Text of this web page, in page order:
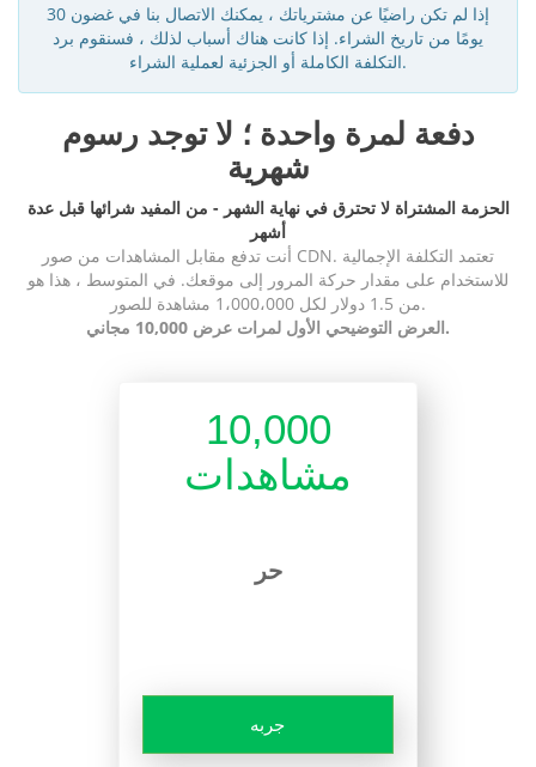
إذا لم تكن راضيًا عن مشترياتك ، يمكنك الاتصال بنا في غضون 30
يومًا من تاريخ الشراء. إذا كانت هناك أسباب لذلك ، فسنقوم برد
التكلفة الكاملة أو الجزئية لعملية الشراء.
دفعة لمرة واحدة ؛ لا توجد رسوم
شهرية
الحزمة المشتراة لا تحترق في نهاية الشهر - من المفيد شرائها قبل عدة
أشهر
أنت تدفع مقابل المشاهدات من صور CDN. تعتمد التكلفة الإجمالية
للاستخدام على مقدار حركة المرور إلى موقعك. في المتوسط ، هذا هو
من 1.5 دولار لكل 1،000،000 مشاهدة للصور.
العرض التوضيحي الأول لمرات عرض 10,000 مجاني.
10,000
مشاهدات
حر
جربه